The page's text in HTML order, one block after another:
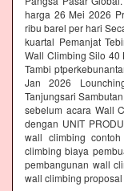
harga 26 Mei 2026
ribu barel per hari
kuartal Pemanjat
Wall Climbing Silo 40
Tambi
Jan 2026
Tanjungsari
sebelum acara Wall
dengan UNIT
wall climbing
climbing biaya
pembangunan wall
wall climbing